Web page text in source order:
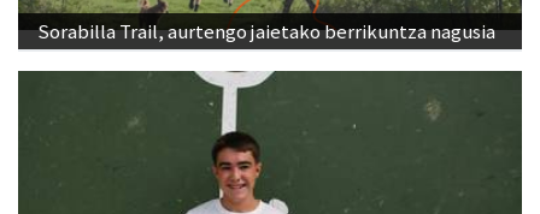
Sorabilla Trail, aurtengo jaietako berrikuntza nagusia